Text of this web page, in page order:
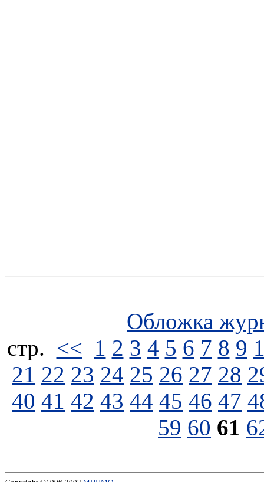
Обложка
стp. << 1 2 3 4 5 6 7 8 9
21 22 23 24 25 26 27 28
40 41 42 43 44 45 46 47
59 60 61